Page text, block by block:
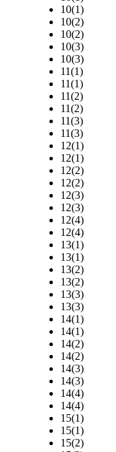
10(1)
10(2)
10(2)
10(3)
10(3)
11(1)
11(1)
11(2)
11(2)
11(3)
11(3)
12(1)
12(1)
12(2)
12(2)
12(3)
12(3)
12(4)
12(4)
13(1)
13(1)
13(2)
13(2)
13(3)
13(3)
14(1)
14(1)
14(2)
14(2)
14(3)
14(3)
14(4)
14(4)
15(1)
15(1)
15(2)